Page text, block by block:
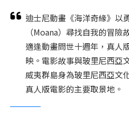
迪士尼動畫《海洋奇緣》以
（Moana）尋找自我的冒險
適逢動畫問世十週年，真人
映。電影故事與玻里尼西亞
威夷群島身為玻里尼西亞文
真人版電影的主要取景地。